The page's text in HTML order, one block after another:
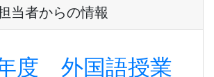
当者からの情報
度 外国語授業